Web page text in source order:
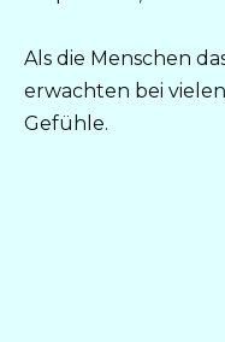
Als die Menschen
erwachten bei
Gefühle.